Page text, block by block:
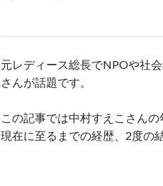
元レディース総長でNPOや社
さんが話題です。
この記事では中村すえこさん
現在に至るまでの経歴、2度の